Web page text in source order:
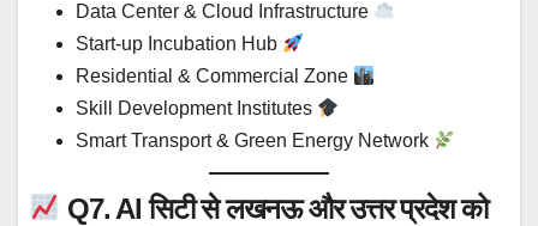
Data Center & Cloud Infrastructure
Start-up Incubation Hub
Residential & Commercial Zone
Skill Development Institutes
Smart Transport & Green Energy Network
Q7. AI सिटी से लखनऊ और उत्तर प्रदेश को